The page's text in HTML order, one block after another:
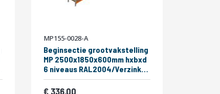
MP155-0028-A
Beginsectie grootvakstelling
MP 2500x1850x600mm hxbxd
6 niveaus RAL2004/Verzinkt
400kg
Vanaf
336,00